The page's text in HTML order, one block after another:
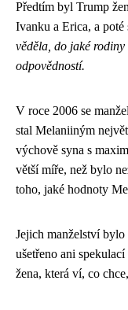
Předtím byl Trump
Ivanku a Erica, a
věděla, do jaké
odpovědností.
V roce 2006 se
stal Melaniiným
výchově syna s
větší míře, než bylo
toho, jaké hodnoty
Jejich manželství
ušetřeno ani
žena, která ví, co